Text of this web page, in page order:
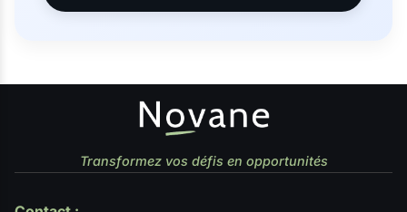
Transformez vos défis en opportunités